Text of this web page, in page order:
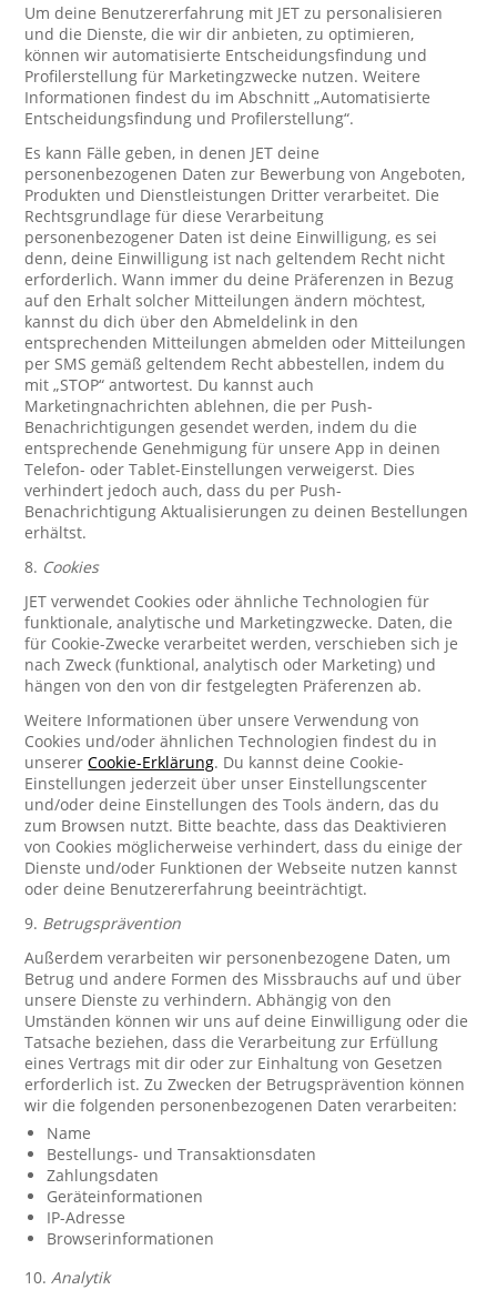
Um deine Benutzererfahrung mit JET zu personalisieren
und die Dienste, die wir dir anbieten, zu optimieren,
können wir automatisierte Entscheidungsfindung und
Profilerstellung für Marketingzwecke nutzen. Weitere
Informationen findest du im Abschnitt „Automatisierte
Entscheidungsfindung und Profilerstellung“.
Es kann Fälle geben, in denen JET deine
personenbezogenen Daten zur Bewerbung von Angeboten,
Produkten und Dienstleistungen Dritter verarbeitet. Die
Rechtsgrundlage für diese Verarbeitung
personenbezogener Daten ist deine Einwilligung, es sei
denn, deine Einwilligung ist nach geltendem Recht nicht
erforderlich. Wann immer du deine Präferenzen in Bezug
auf den Erhalt solcher Mitteilungen ändern möchtest,
kannst du dich über den Abmeldelink in den
entsprechenden Mitteilungen abmelden oder Mitteilungen
per SMS gemäß geltendem Recht abbestellen, indem du
mit „STOP“ antwortest. Du kannst auch
Marketingnachrichten ablehnen, die per Push-
Benachrichtigungen gesendet werden, indem du die
entsprechende Genehmigung für unsere App in deinen
Telefon- oder Tablet-Einstellungen verweigerst. Dies
verhindert jedoch auch, dass du per Push-
Benachrichtigung Aktualisierungen zu deinen Bestellungen
erhältst.
8. Cookies
JET verwendet Cookies oder ähnliche Technologien für
funktionale, analytische und Marketingzwecke. Daten, die
für Cookie-Zwecke verarbeitet werden, verschieben sich je
nach Zweck (funktional, analytisch oder Marketing) und
hängen von den von dir festgelegten Präferenzen ab.
Weitere Informationen über unsere Verwendung von
Cookies und/oder ähnlichen Technologien findest du in
unsererCookie-Erklärung. Du kannst deine Cookie-
Einstellungen jederzeit über unser Einstellungscenter
und/oder deine Einstellungen des Tools ändern, das du
zum Browsen nutzt. Bitte beachte, dass das Deaktivieren
von Cookies möglicherweise verhindert, dass du einige der
Dienste und/oder Funktionen der Webseite nutzen kannst
oder deine Benutzererfahrung beeinträchtigt.
9. Betrugsprävention
Außerdem verarbeiten wir personenbezogene Daten, um
Betrug und andere Formen des Missbrauchs auf und über
unsere Dienste zu verhindern. Abhängig von den
Umständen können wir uns auf deine Einwilligung oder die
Tatsache beziehen, dass die Verarbeitung zur Erfüllung
eines Vertrags mit dir oder zur Einhaltung von Gesetzen
erforderlich ist. Zu Zwecken der Betrugsprävention können
wir die folgenden personenbezogenen Daten verarbeiten:
Name
Bestellungs- und Transaktionsdaten
Zahlungsdaten
Geräteinformationen
IP-Adresse
Browserinformationen
10.Analytik